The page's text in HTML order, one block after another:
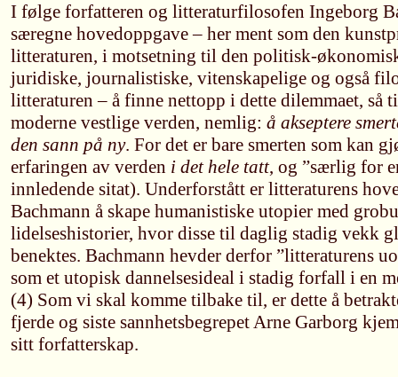
I følge forfatteren og litteraturfilosofen Ingeborg
særegne hovedoppgave – her ment som den
litteraturen, i motsetning til den politisk-
juridiske, journalistiske, vitenskapelige og også
litteraturen – å finne nettopp i dette dilemmaet, så
moderne vestlige verden, nemlig: å akseptere
den sann på ny. For det er bare smerten som kan
erfaringen av verden i det hele tatt, og ”særlig for
innledende sitat). Underforstått er litteraturens
Bachmann å skape humanistiske utopier med
lidelseshistorier, hvor disse til daglig stadig vekk
benektes. Bachmann hevder derfor ”litteraturens
som et utopisk dannelsesideal i stadig forfall i en
(4) Som vi skal komme tilbake til, er dette å
fjerde og siste sannhetsbegrepet Arne Garborg
sitt forfatterskap.